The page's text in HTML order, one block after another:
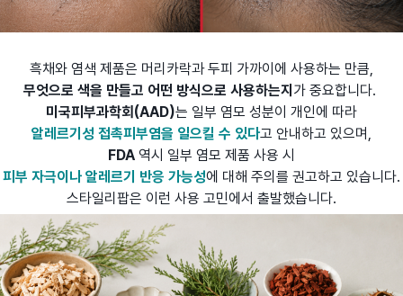
흑채와 염색 제품은 머리카락과 두피 가까이에 사용하는 만큼,
무엇으로 색을 만들고 어떤 방식으로 사용하는지 가 중요합니다.
미국피부과학회(AAD)는 일부 염모 성분이 개인에 따라
알레르기성 접촉피부염을 일으킬 수 있다고 안내하고 있으며,
FDA 역시 일부 염모 제품 사용 시
피부 자극이나 알레르기 반응 가능성에 대해 주의를 권고하고 있습니다.
스타일리팝은 이런 사용 고민에서 출발했습니다.